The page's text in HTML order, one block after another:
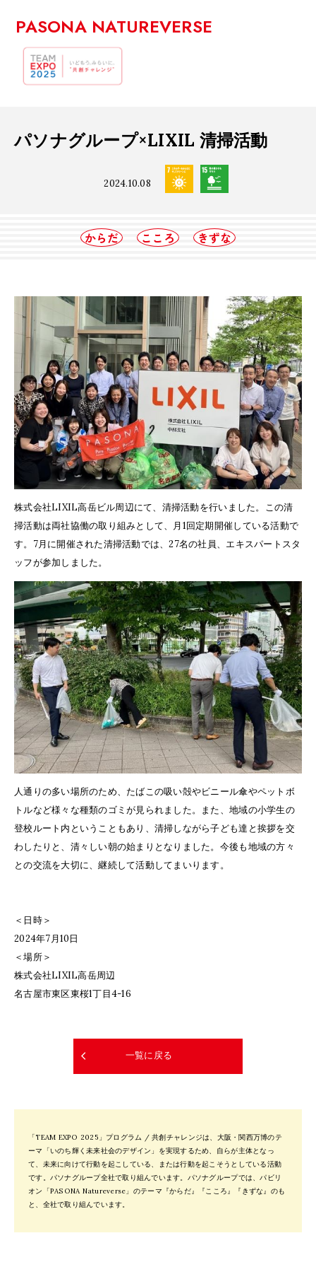
PASONA NATUREVERSE
2024.10.08
パソナグループ×LIXIL 清掃活動
からだ こころ きずな
株式会社LIXIL高岳ビル周辺にて、清掃活動を行いました。この清
掃活動は両社協働の取り組みとして、月1回定期開催している活動で
す。7月に開催された清掃活動では、27名の社員、エキスパートスタ
ッフが参加しました。
人通りの多い場所のため、たばこの吸い殻やビニール傘やペットボ
トルなど様々な種類のゴミが見られました。また、地域の小学生の
登校ルート内ということもあり、清掃しながら子ども達と挨拶を交
わしたりと、清々しい朝の始まりとなりました。今後も地域の方々
との交流を大切に、継続して活動してまいります。
＜日時＞
2024年7月10日
＜場所＞
株式会社LIXIL高岳周辺
名古屋市東区東桜1丁目4-16
一覧に戻る
「TEAM EXPO 2025」プログラム / 共創チャレンジは、大阪・関西万博のテ
ーマ「いのち輝く未来社会のデザイン」を実現するため、自らが主体となっ
て、未来に向けて行動を起こしている、または行動を起こそうとしている活動
です。パソナグループ全社で取り組んでいます。パソナグループでは、パビリ
オン「PASONA Natureverse」のテーマ『からだ』『こころ』『きずな』のも
と、全社で取り組んでいます。